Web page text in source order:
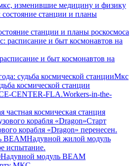
изменившие медицину и физику
станции и планы роскосмоса
и быт космонавтов на
Мкс
космической станции
частная космическая станция
Старт
корабля «Dragon» перенесен.
Надувной жилой модуль
испытание.
Надувной модуль BEAM